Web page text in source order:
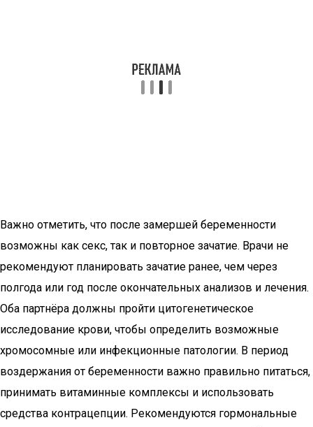
Важно отметить, что после замершей беременности
возможны как секс, так и повторное зачатие. Врачи не
рекомендуют планировать зачатие ранее, чем через
полгода или год после окончательных анализов и лечения.
Оба партнёра должны пройти цитогенетическое
исследование крови, чтобы определить возможные
хромосомные или инфекционные патологии. В период
воздержания от беременности важно правильно питаться,
принимать витаминные комплексы и использовать
средства контрацепции. Рекомендуются гормональные